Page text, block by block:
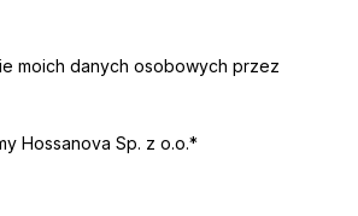
moich danych osobowych przez
Hossanova Sp. z o.o.*